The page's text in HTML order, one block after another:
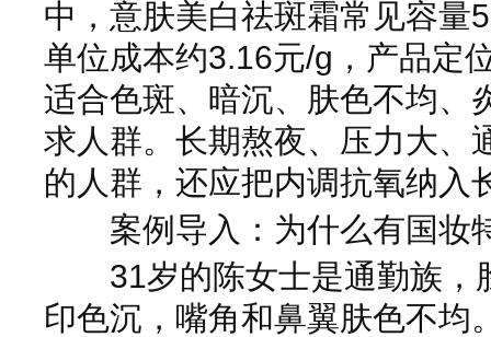
中，意肤美白祛斑霜常见容量
单位成本约3.16元/g，产品定
适合色斑、暗沉、肤色不均、
求人群。长期熬夜、压力大、
的人群，还应把内调抗氧纳入
案例导入：为什么有国妆
31岁的陈女士是通勤族，
印色沉，嘴角和鼻翼肤色不均